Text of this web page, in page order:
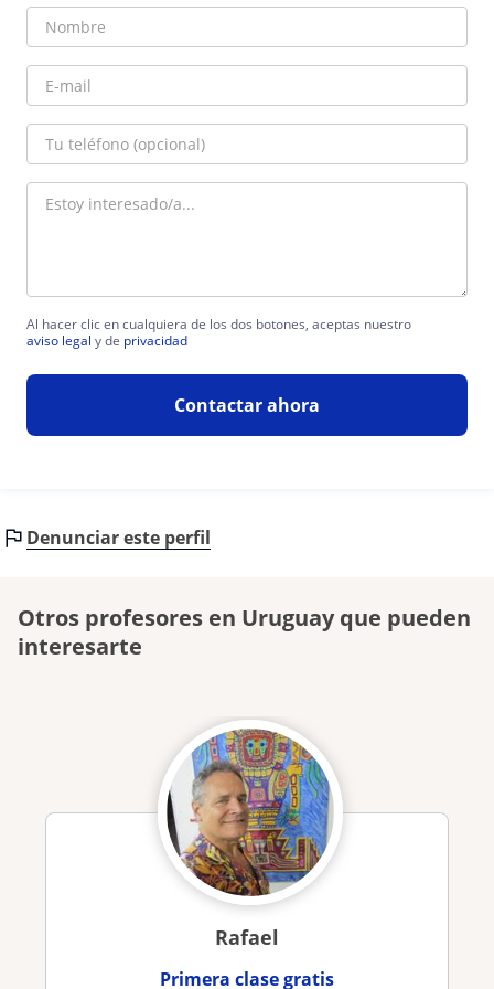
Al hacer clic en cualquiera de los dos botones, aceptas nuestro
aviso legal y de privacidad
Contactar ahora
Denunciar este perfil
Otros profesores en Uruguay que pueden
interesarte
Rafael
Primera clase gratis